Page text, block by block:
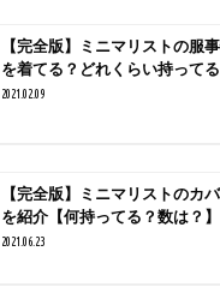
【完全版】ミニマリストの服
を着てる？どれくらい持ってる
2021.02.09
【完全版】ミニマリストのカ
を紹介【何持ってる？数は？】
2021.06.23